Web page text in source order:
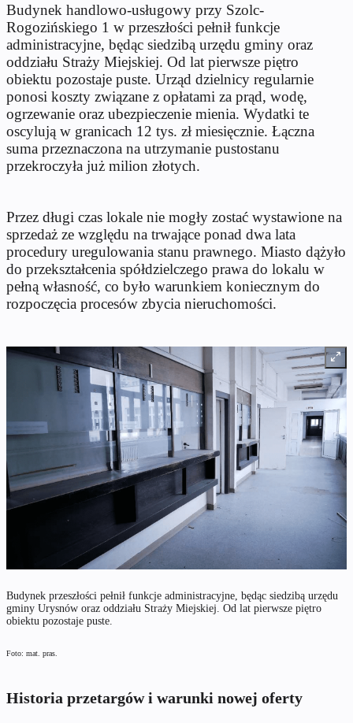
Budynek handlowo-usługowy przy Szolc-
Rogozińskiego 1 w przeszłości pełnił funkcje
administracyjne, będąc siedzibą urzędu gminy oraz
oddziału Straży Miejskiej. Od lat pierwsze piętro
obiektu pozostaje puste. Urząd dzielnicy regularnie
ponosi koszty związane z opłatami za prąd, wodę,
ogrzewanie oraz ubezpieczenie mienia. Wydatki te
oscylują w granicach 12 tys. zł miesięcznie. Łączna
suma przeznaczona na utrzymanie pustostanu
przekroczyła już milion złotych.
Przez długi czas lokale nie mogły zostać wystawione na
sprzedaż ze względu na trwające ponad dwa lata
procedury uregulowania stanu prawnego. Miasto dążyło
do przekształcenia spółdzielczego prawa do lokalu w
pełną własność, co było warunkiem koniecznym do
rozpoczęcia procesów zbycia nieruchomości.
Budynek przeszłości pełnił funkcje administracyjne, będąc siedzibą urzędu
gminy Urysnów oraz oddziału Straży Miejskiej. Od lat pierwsze piętro
obiektu pozostaje puste.
Foto: mat. pras.
Historia przetargów i warunki nowej oferty